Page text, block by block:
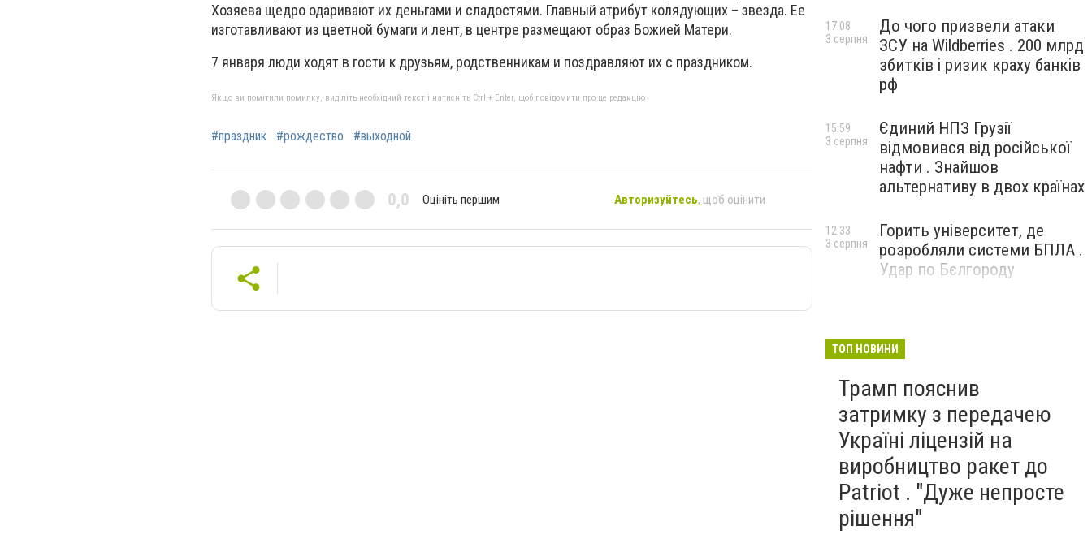
Хозяева щедро одаривают их деньгами и сладостями. Главный атрибут колядующих – звезда. Ее
изготавливают из цветной бумаги и лент, в центре размещают образ Божией Матери.
7 января люди ходят в гости к друзьям, родственникам и поздравляют их с праздником.
Якщо ви помітили помилку, виділіть необхідний текст і натисніть Ctrl + Enter, щоб повідомити про це редакцію
#праздник #рождество #выходной
0,0 Оцініть першим Авторизуйтесь, щоб оцінити
До чого призвели атаки
ЗСУ на Wildberries . 200 млрд
збитків і ризик краху банків
рф
17:08
3 серпня
Єдиний НПЗ Грузії
відмовився від російської
нафти . Знайшов
альтернативу в двох країнах
15:59
3 серпня
Горить університет, де
розробляли системи БПЛА .
Удар по Бєлгороду
12:33
3 серпня
ТОП НОВИНИ
Трамп пояснив
затримку з передачею
Україні ліцензій на
виробництво ракет до
Patriot . "Дуже непросте
рішення"